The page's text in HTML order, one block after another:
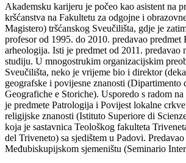
Akademsku karijeru je počeo kao asistent na
kršćanstva na Fakultetu za odgojne i
Magistero) tršćanskog Sveučilišta, gdje je
profesor od 1995. do 2010. predavao predmet
arheologija. Isti je predmet od 2011. predavao
studiju. U mnogostrukim organizacijskim
Sveučilišta, neko je vrijeme bio i direktor
geografske i povijesne znanosti (Dipartimento
Geografiche e Storiche). Usporedo s radom
je predmete Patrologija i Povijest lokalne
religijske znanosti (Istituto Superiore di
koja je sastavnica Teološkog fakulteta
del Triveneto) sa sjedištem u Padovi.
Međubiskupijskom sjemeništu (Seminario